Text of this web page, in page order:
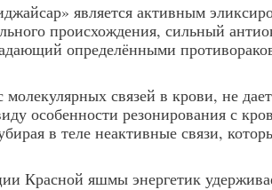
является активным
происхождения, сильный
определёнными
связей в крови, не
особенности резонирования с
в теле неактивные связи,
Красной яшмы энергетик